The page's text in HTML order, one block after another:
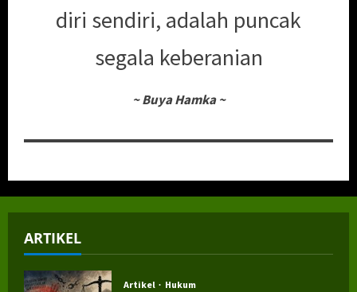
diri sendiri, adalah puncak
segala keberanian
~ Buya Hamka ~
ARTIKEL
Artikel Hukum